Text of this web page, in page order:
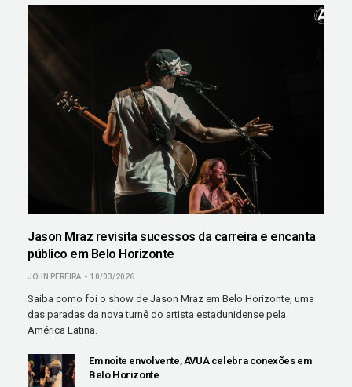
Jason Mraz revisita sucessos da carreira e encanta
público em Belo Horizonte
JOHN PEREIRA 10/03/2026
Saiba como foi o show de Jason Mraz em Belo Horizonte, uma
das paradas da nova turnê do artista estadunidense pela
América Latina.
Em noite envolvente, ÀVUÀ celebra conexões em
Belo Horizonte